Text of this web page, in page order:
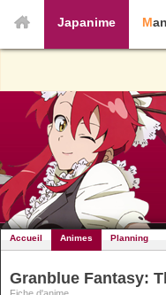
Japanime
Accueil Animes Planning
Granblue Fantasy: